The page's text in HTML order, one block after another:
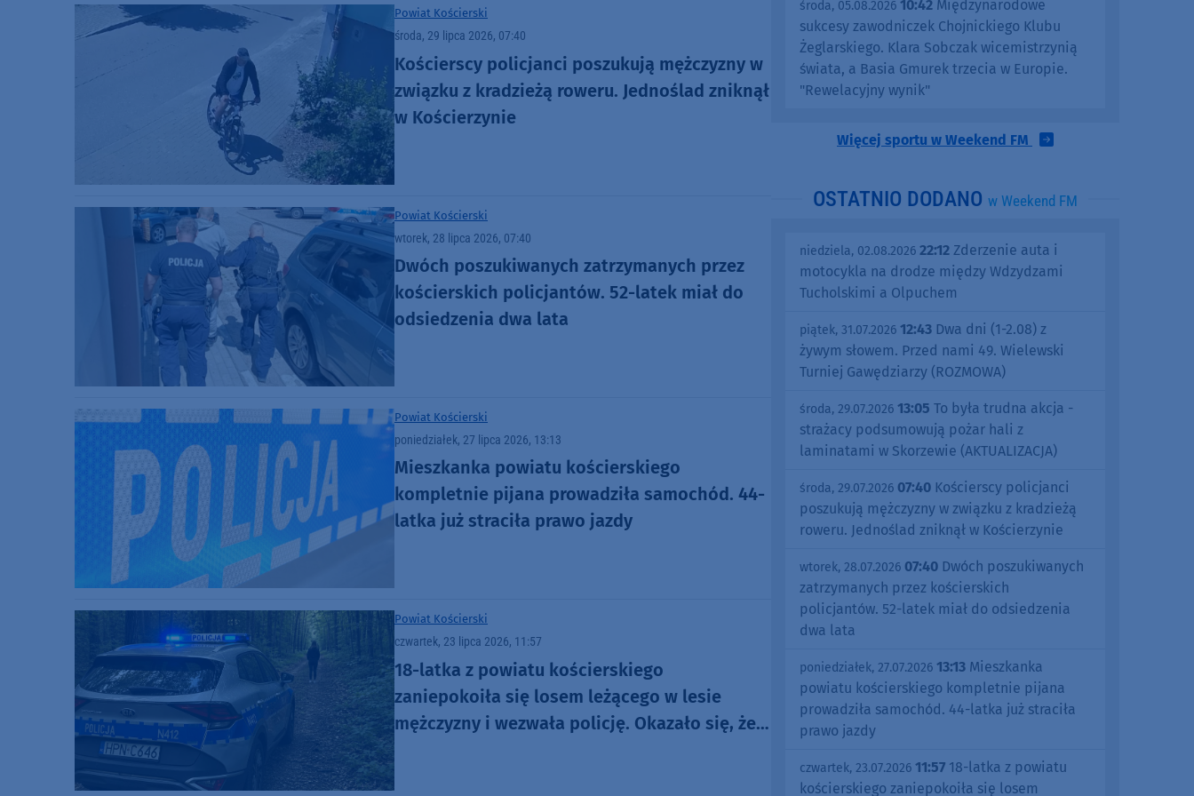
Powiat Kościerski
środa, 29 lipca 2026, 07:40
Kościerscy policjanci poszukują mężczyzny w
związku z kradzieżą roweru. Jednoślad zniknął
w Kościerzynie
Powiat Kościerski
wtorek, 28 lipca 2026, 07:40
Dwóch poszukiwanych zatrzymanych przez
kościerskich policjantów. 52-latek miał do
odsiedzenia dwa lata
Powiat Kościerski
poniedziałek, 27 lipca 2026, 13:13
Mieszkanka powiatu kościerskiego
kompletnie pijana prowadziła samochód. 44-
latka już straciła prawo jazdy
Powiat Kościerski
czwartek, 23 lipca 2026, 11:57
18-latka z powiatu kościerskiego
zaniepokoiła się losem leżącego w lesie
mężczyzny i wezwała policję. Okazało się, że
środa, 05.08.2026 10:42 Międzynarodowe
sukcesy zawodniczek Chojnickiego Klubu
Żeglarskiego. Klara Sobczak wicemistrzynią
świata, a Basia Gmurek trzecia w Europie.
"Rewelacyjny wynik"
Więcej sportu w Weekend FM
OSTATNIO DODANO w Weekend FM
niedziela, 02.08.2026 22:12 Zderzenie auta i
motocykla na drodze między Wdzydzami
Tucholskimi a Olpuchem
piątek, 31.07.2026 12:43 Dwa dni (1-2.08) z
żywym słowem. Przed nami 49. Wielewski
Turniej Gawędziarzy (ROZMOWA)
środa, 29.07.2026 13:05 To była trudna akcja -
strażacy podsumowują pożar hali z
laminatami w Skorzewie (AKTUALIZACJA)
środa, 29.07.2026 07:40 Kościerscy policjanci
poszukują mężczyzny w związku z kradzieżą
roweru. Jednoślad zniknął w Kościerzynie
wtorek, 28.07.2026 07:40 Dwóch poszukiwanych
zatrzymanych przez kościerskich
policjantów. 52-latek miał do odsiedzenia
dwa lata
poniedziałek, 27.07.2026 13:13 Mieszkanka
powiatu kościerskiego kompletnie pijana
prowadziła samochód. 44-latka już straciła
prawo jazdy
czwartek, 23.07.2026 11:57 18-latka z powiatu
kościerskiego zaniepokoiła się losem